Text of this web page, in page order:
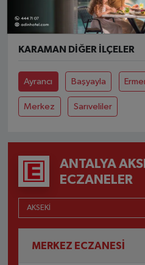
KARAMAN DIĞER İLÇELER
Ayrancı Başyayla
Merkez Sarıveliler
ANTALYA
ECZANELER
MERKEZ ECZANESİ